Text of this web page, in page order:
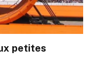
petites